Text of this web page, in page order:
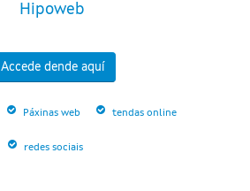
Hipoweb
Accede dende aquí
Páxinas web tendas online
redes sociais